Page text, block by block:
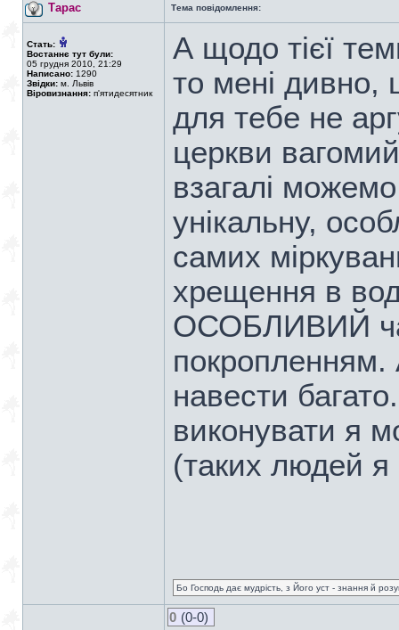
Тарас Тема повідомлення:
Стать:
Востаннє тут були:
05 грудня 2010, 21:29
Написано: 1290
Звідки: м. Львів
Віровизнання: п'ятидесятник
А щодо тієї
то мені дивно,
для тебе не
церкви
взагалі
унікальну,
самих
хрещення в
ОСОБЛИВИЙ
покропленням.
навести
виконувати я
(таких людей я
Бо Господь дає мудрість, з Його уст - знання й
0 (0-0)